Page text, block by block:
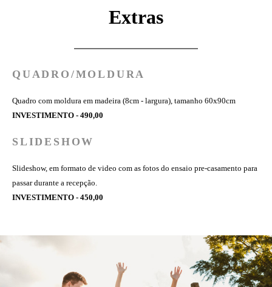
Extras
QUADRO/MOLDURA
Quadro com moldura em madeira (8cm - largura), tamanho 60x90cm
INVESTIMENTO - 490,00
SLIDESHOW
Slideshow, em formato de video com as fotos do ensaio pre-casamento para
passar durante a recepção.
INVESTIMENTO - 450,00